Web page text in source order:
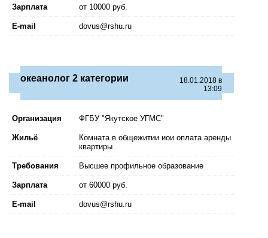
Зарплата от 10000 руб.
E-mail dovus@rshu.ru
океанолог 2 категории
18.01.2018 в
13:09
Организация ФГБУ "Якутское УГМС"
Жильё
Комната в общежитии иои оплата аренды
квартиры
Требования Высшее профильное образование
Зарплата от 60000 руб.
E-mail dovus@rshu.ru